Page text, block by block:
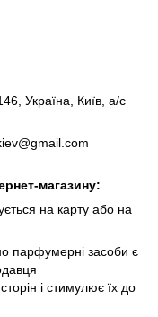
Україна, Київ, а/с
магазину:
на карту або на
парфумерні засоби є
і стимулює їх до